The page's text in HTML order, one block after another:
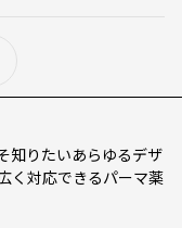
りたいあらゆるデザ
く対応できるパーマ薬